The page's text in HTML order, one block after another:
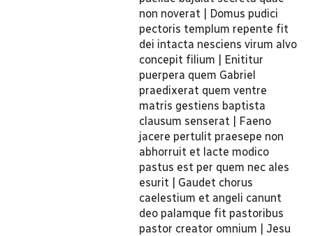
non noverat | Domus pudici
pectoris templum repente fit
dei intacta nesciens virum alvo
concepit filium | Enititur
puerpera quem Gabriel
praedixerat quem ventre
matris gestiens baptista
clausum senserat | Faeno
jacere pertulit praesepe non
abhorruit et lacte modico
pastus est per quem nec ales
esurit | Gaudet chorus
caelestium et angeli canunt
deo palamque fit pastoribus
pastor creator omnium | Jesu